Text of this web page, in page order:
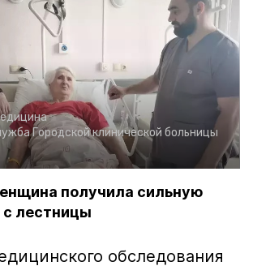
Городской клинической больницы
получила сильную
с лестницы
обследования